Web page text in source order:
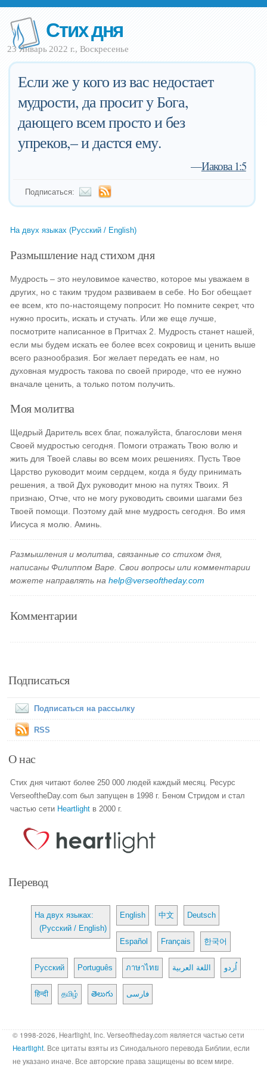
Стих дня
23 Январь 2022 г., Воскресенье
Если же у кого из вас недостает
мудрости, да просит у Бога,
дающего всем просто и без
упреков,– и дастся ему.
—Иакова 1:5
Подписаться:
На двух языках (Русский / English)
Размышление над стихом дня
Мудрость – это неуловимое качество, которое мы уважаем в
других, но с таким трудом развиваем в себе. Но Бог обещает
ее всем, кто по-настоящему попросит. Но помните секрет, что
нужно просить, искать и стучать. Или же еще лучше,
посмотрите написанное в Притчах 2. Мудрость станет нашей,
если мы будем искать ее более всех сокровищ и ценить выше
всего разнообразия. Бог желает передать ее нам, но
духовная мудрость такова по своей природе, что ее нужно
вначале ценить, а только потом получить.
Моя молитва
Щедрый Даритель всех благ, пожалуйста, благослови меня
Своей мудростью сегодня. Помоги отражать Твою волю и
жить для Твоей славы во всем моих решениях. Пусть Твое
Царство руководит моим сердцем, когда я буду принимать
решения, а твой Дух руководит мною на путях Твоих. Я
признаю, Отче, что не могу руководить своими шагами без
Твоей помощи. Поэтому дай мне мудрость сегодня. Во имя
Иисуса я молю. Аминь.
Размышления и молитва, связанные со стихом дня,
написаны Филиппом Варе. Свои вопросы или комментарии
можете направлять наhelp@verseoftheday.com
Комментарии
Подписаться
Подписаться на рассылку
RSS
О нас
Стих дня читают более 250 000 людей каждый месяц. Ресурс
VerseoftheDay.com был запущен в 1998 г. Беном Стридом и стал
частью сети Heartlight в 2000 г.
Перевод
На двух языках:
(Русский / English)
English 中文 Deutsch
Español Français 한국어
Русский Português ภาษาไทย اللغة العربية اُردو
हिन्दी தமிழ் తెలుగు فارسی
© 1998-2026, Heartlight, Inc. Verseoftheday.com является частью сети
Heartlight. Все цитаты взяты из Синодального перевода Библии, если
не указано иначе. Все авторские права защищены во всем мире.